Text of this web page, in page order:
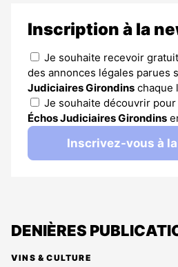
Inscription à la
Je souhaite recevoir
des annonces légales parues
Judiciaires Girondins chaque
Je souhaite découvrir
Échos Judiciaires Girondins
Inscrivez-vous à
DENIÈRES
VINS & CULTURE